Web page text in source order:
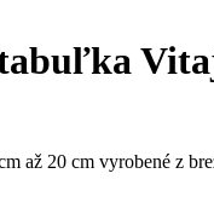
až 20 cm vyrobené z